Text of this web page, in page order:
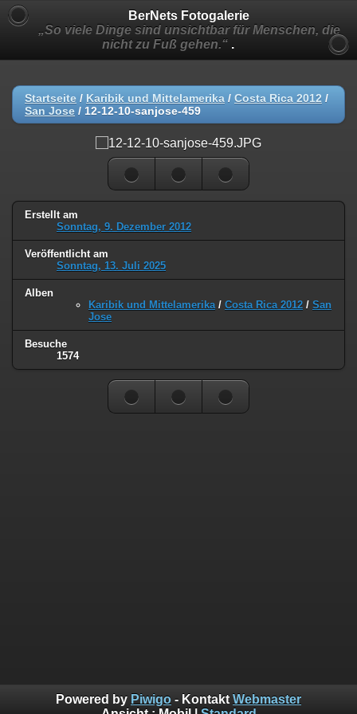
BerNets Fotogalerie
„So viele Dinge sind unsichtbar für Menschen, die
nicht zu Fuß gehen.“ .
Startseite / Karibik und Mittelamerika / Costa Rica 2012 /
San Jose / 12-12-10-sanjose-459
Erstellt am
Sonntag, 9. Dezember 2012
Veröffentlicht am
Sonntag, 13. Juli 2025
Alben
Karibik und Mittelamerika / Costa Rica 2012 / San
Jose
Besuche
1574
Powered by Piwigo - Kontakt Webmaster